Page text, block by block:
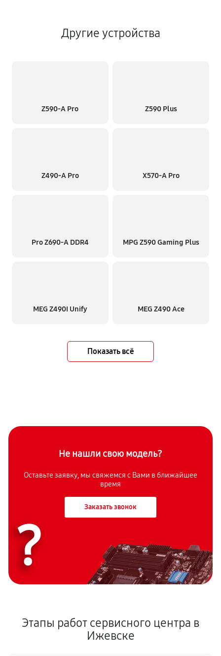
Другие устройства
Z590-A Pro Z590 Plus
Z490-A Pro X570-A Pro
Pro Z690-A DDR4 MPG Z590 Gaming Plus
MEG Z490I Unify MEG Z490 Ace
Показать всё
Не нашли свою модель?
Оставьте заявку, мы свяжемся с Вами в ближайшее
время
Заказать звонок
?
Этапы работ сервисного центра в
Ижевске